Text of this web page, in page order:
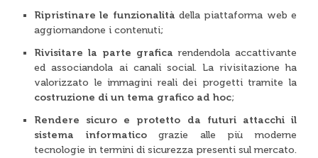
Ripristinare le funzionalità della piattaforma web e
aggiornandone i contenuti;
Rivisitare la parte grafica rendendola accattivante
ed associandola ai canali social. La rivisitazione ha
valorizzato le immagini reali dei progetti tramite la
costruzione di un tema grafico ad hoc;
Rendere sicuro e protetto da futuri attacchi il
sistema informaticograzie alle più moderne
tecnologie in termini di sicurezza presenti sul mercato.